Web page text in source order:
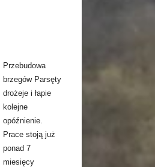
Przebudowa
brzegów Parsęty
drożeje i łapie
kolejne
opóźnienie.
Prace stoją już
ponad 7
miesięcy